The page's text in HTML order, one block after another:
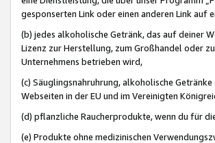
gesponserten Link oder einen anderen Link auf
(b) jedes alkoholische Getränk, das auf deiner
Lizenz zur Herstellung, zum Großhandel oder
Unternehmens betrieben wird,
(c) Säuglingsnahruhrung, alkoholische
Webseiten in der EU und im Vereinigten
(d) pflanzliche Raucherprodukte, wenn du für
(e) Produkte ohne medizinischen